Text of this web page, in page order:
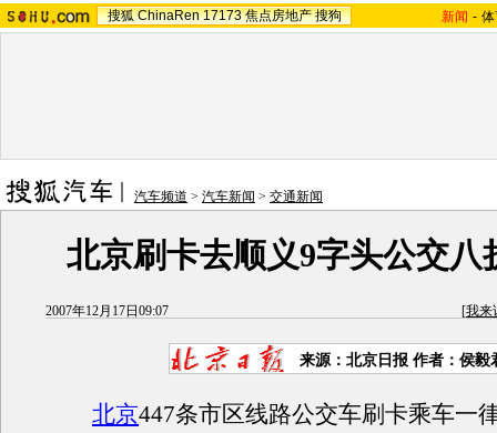
搜狐 ChinaRen 17173 焦点房地产 搜狗 新闻 -
汽车频道 > 汽车新闻 > 交通新闻
北京刷卡去顺义9字头公交八
2007年12月17日09:07 [我来
来源：北京日报 作者：侯毅
北京447条市区线路公交车刷卡乘车一